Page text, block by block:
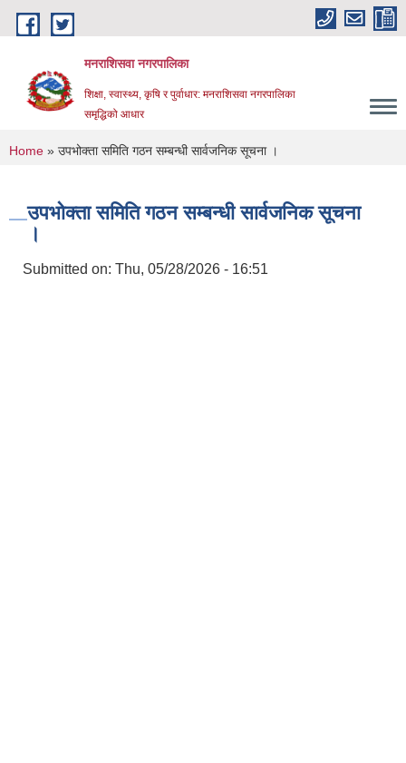
Skip to main content
मनराशिसवा नगरपालिका
शिक्षा, स्वास्थ्य, कृषि र पुर्वाधार: मनराशिसवा नगरपालिका
समृद्धिको आधार
You are here
Home » उपभोक्ता समिति गठन सम्बन्धी सार्वजनिक सूचना ।
उपभोक्ता समिति गठन सम्बन्धी सार्वजनिक सूचना
।
Submitted on: Thu, 05/28/2026 - 16:51